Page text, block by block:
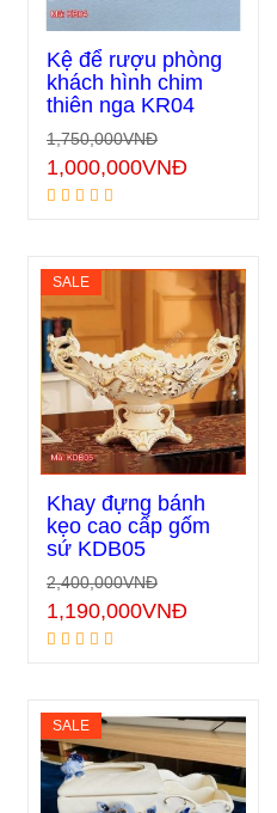
Thêm vào giỏ hàng
Kệ để rượu phòng
khách hình chim
thiên nga KR04
1,750,000VNĐ
1,000,000VNĐ
SALE
Khay đựng bánh
kẹo cao cấp gốm
sứ KDB05
2,400,000VNĐ
1,190,000VNĐ
SALE